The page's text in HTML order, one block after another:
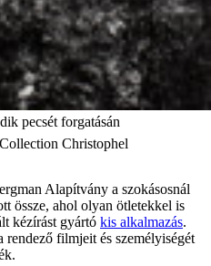
pecsét forgatásán
Christophel
Alapítvány a szokásosnál
össze, ahol olyan ötletekkel is
kézírást gyártó kis alkalmazás.
filmjeit és személyiségét